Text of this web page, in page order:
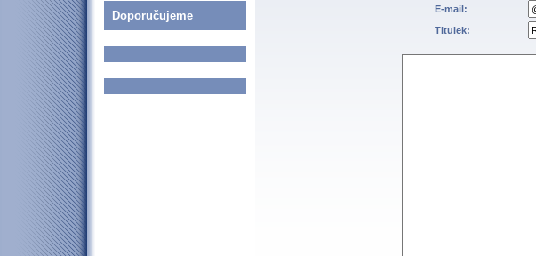
Doporučujeme
E-mail:
Titulek: